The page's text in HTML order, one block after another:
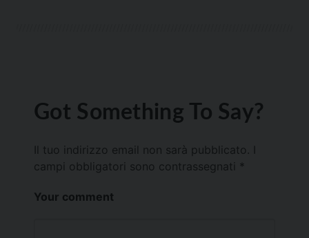
Got Something To Say?
Il tuo indirizzo email non sarà pubblicato.
campi obbligatori sono contrassegnati *
Your comment